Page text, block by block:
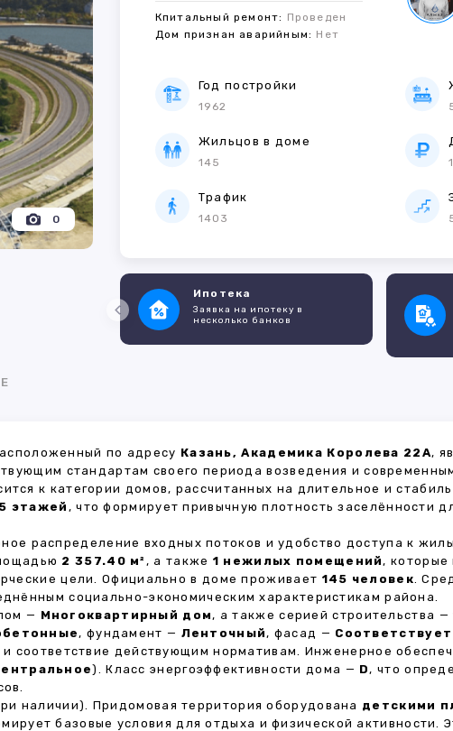
0
Кпитальный ремонт: Проведен
Дом признан аварийным: Нет
Год постройки
1962
Жильцов в доме
145
Трафик
1403
Ипотека
Заявка на ипотеку в
несколько банков
по адресу Казань, Академика Королева 22А,
стандартам своего периода возведения и
к категории домов, рассчитанных на длительное и
5 этажей , что формирует привычную плотность заселённости
распределение входных потоков и удобство доступа к
2 357.40 м² , а также 1 нежилых помещений, которые
цели. Официально в доме проживает 145 человек.
социально-экономическим характеристикам района.
— Многоквартирный дом, а также серией строительства —
, фундамент — Ленточный, фасад —
соответствие действующим нормативам. Инженерное
). Класс энергоэффективности дома — D, что
наличии). Придомовая территория оборудована детскими
базовые условия для отдыха и физической активности.